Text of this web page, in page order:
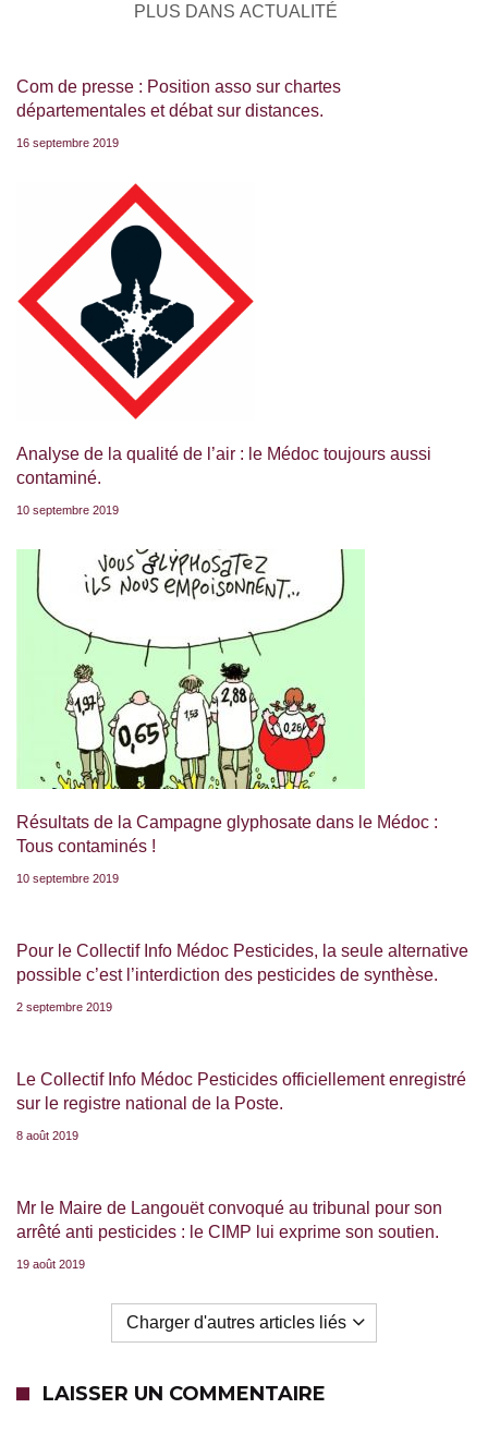
PLUS DANS ACTUALITÉ
Com de presse : Position asso sur chartes
départementales et débat sur distances.
16 septembre 2019
Analyse de la qualité de l’air : le Médoc toujours aussi
contaminé.
10 septembre 2019
Résultats de la Campagne glyphosate dans le Médoc :
Tous contaminés !
10 septembre 2019
Pour le Collectif Info Médoc Pesticides, la seule alternative
possible c’est l’interdiction des pesticides de synthèse.
2 septembre 2019
Le Collectif Info Médoc Pesticides officiellement enregistré
sur le registre national de la Poste.
8 août 2019
Mr le Maire de Langouët convoqué au tribunal pour son
arrêté anti pesticides : le CIMP lui exprime son soutien.
19 août 2019
Charger d'autres articles liés
LAISSER UN COMMENTAIRE